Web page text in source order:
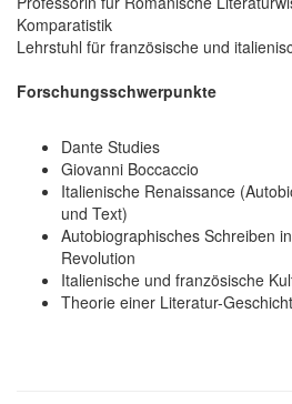
Komparatistik
Lehrstuhl für französische und
Forschungsschwerpunkte
Dante Studies
Giovanni Boccaccio
Italienische Renaissance
und Text)
Autobiographisches Schreiben
Revolution
Italienische und französische
Theorie einer Literatur-